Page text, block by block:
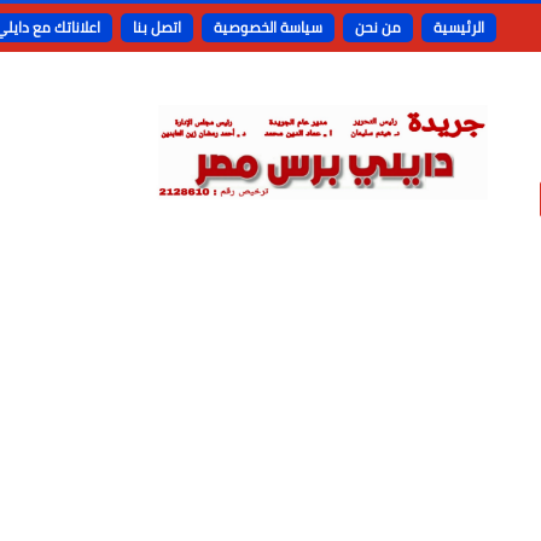
الرئيسية من نحن سياسة الخصوصية اتصل بنا اعلاناتك مع